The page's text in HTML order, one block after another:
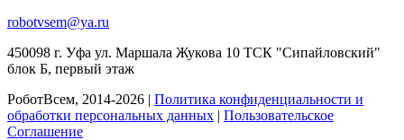
robotvsem@ya.ru
450098 г. Уфа ул. Маршала Жукова 10 ТСК "Сипайловский"
блок Б, первый этаж
РоботВсем, 2014-2026 | Политика конфиденциальности и
обработки персональных данных | Пользовательское
Соглашение